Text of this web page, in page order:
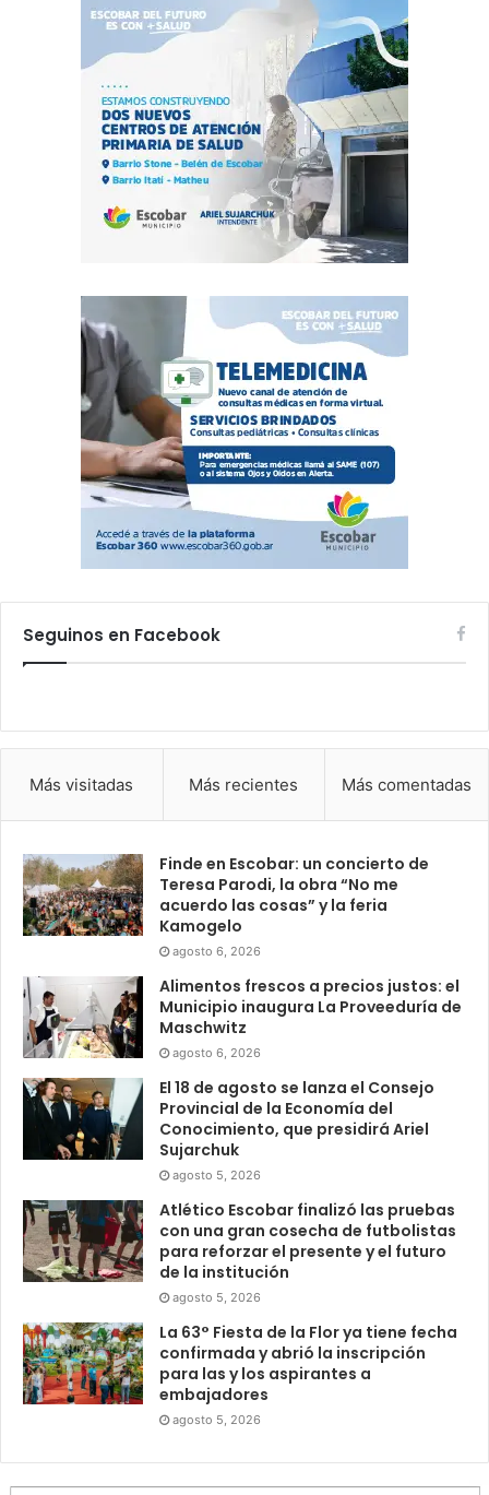
Seguinos en Facebook
Más visitadas Más recientes Más comentadas
Finde en Escobar: un concierto de
Teresa Parodi, la obra “No me
acuerdo las cosas” y la feria
Kamogelo
agosto 6, 2026
Alimentos frescos a precios justos: el
Municipio inaugura La Proveeduría de
Maschwitz
agosto 6, 2026
El 18 de agosto se lanza el Consejo
Provincial de la Economía del
Conocimiento, que presidirá Ariel
Sujarchuk
agosto 5, 2026
Atlético Escobar finalizó las pruebas
con una gran cosecha de futbolistas
para reforzar el presente y el futuro
de la institución
agosto 5, 2026
La 63° Fiesta de la Flor ya tiene fecha
confirmada y abrió la inscripción
para las y los aspirantes a
embajadores
agosto 5, 2026